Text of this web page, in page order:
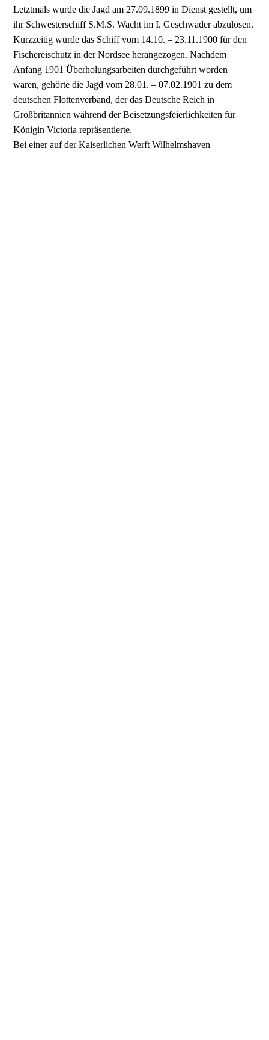
Letztmals wurde die Jagd am 27.09.1899 in Dienst gestellt, um
ihr Schwesterschiff S.M.S. Wacht im I. Geschwader abzulösen.
Kurzzeitig wurde das Schiff vom 14.10. – 23.11.1900 für den
Fischereischutz in der Nordsee herangezogen. Nachdem
Anfang 1901 Überholungsarbeiten durchgeführt worden
waren, gehörte die Jagd vom 28.01. – 07.02.1901 zu dem
deutschen Flottenverband, der das Deutsche Reich in
Großbritannien während der Beisetzungsfeierlichkeiten für
Königin Victoria repräsentierte.
Bei einer auf der Kaiserlichen Werft Wilhelmshaven